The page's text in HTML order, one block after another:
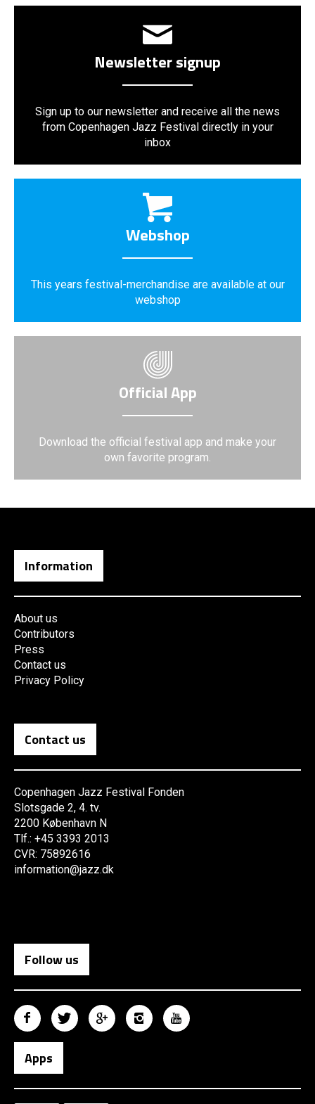
Newsletter signup
Sign up to our newsletter and receive all the news
from Copenhagen Jazz Festival directly in your
inbox
Webshop
This years festival-merchandise are available at our
webshop
Official App
Download the official festival app and make your
own favorite program.
Information
About us
Contributors
Press
Contact us
Privacy Policy
Contact us
Copenhagen Jazz Festival Fonden
Slotsgade 2, 4. tv.
2200 København N
Tlf.: +45 3393 2013
CVR: 75892616
information@jazz.dk
Follow us
Apps